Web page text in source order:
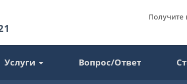
Получите
Услуги Вопрос/Ответ